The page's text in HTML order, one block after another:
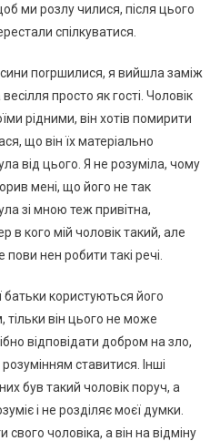
ми розлу чилися, після цього
спілкуватися.
поrршилися, я вийшла заміж
просто як гості. Чоловік
рідними, він хотів помирити
що він їх матеріально
від цього. Я не розуміла, чому
мені, що його не так
зі мною теж привітна,
в кого мій чоловік такий, але
нен робити такі речі.
користуються його
він цього не може
відповідати добром на зло,
ставитися. Інші
був такий чоловік поруч, а
і не розділяє моєї думки.
чоловіка, а він на відміну